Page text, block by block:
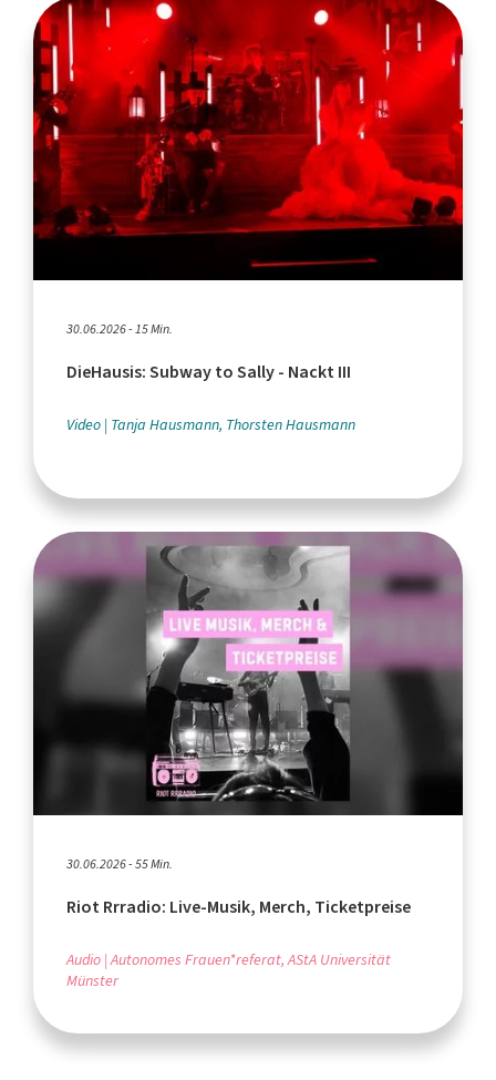
30.06.2026 - 15 Min.
DieHausis: Subway to Sally - Nackt III
Video Tanja Hausmann, Thorsten Hausmann
30.06.2026 - 55 Min.
Riot Rrradio: Live-Musik, Merch, Ticketpreise
Audio Autonomes Frauen*referat, AStA Universität
Münster